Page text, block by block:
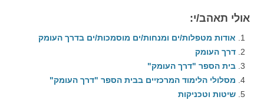
אולי תאהב/י:
אודות מטפלות/ים ומנחות/ים מוסמכות/ים בדרך העומק
דרך העומק
בית הספר "דרך העומק"
מסלולי הלימוד המרכזיים בבית הספר "דרך העומק"
שיטות וטכניקות